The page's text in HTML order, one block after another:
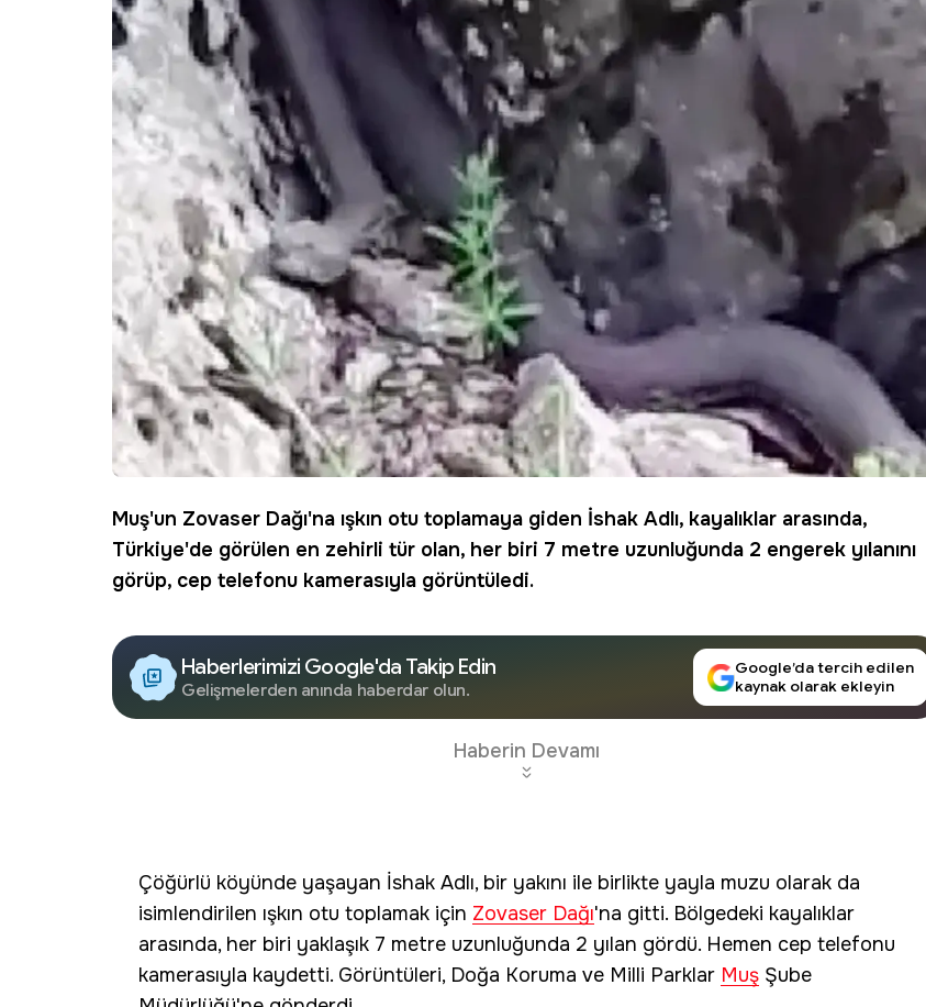
Muş'un Zovaser Dağı'na ışkın otu toplamaya giden İshak Adlı, kayalıklar arasında,
Türkiye'de görülen en zehirli tür olan, her biri 7 metre uzunluğunda 2 engerek yılanını
görüp, cep telefonu kamerasıyla görüntüledi.
Haberlerimizi Google'da Takip Edin
Gelişmelerden anında haberdar olun.
Google’da tercih edilen
kaynak olarak ekleyin
Haberin Devamı
Çöğürlü köyünde yaşayan İshak Adlı, bir yakını ile birlikte yayla muzu olarak da
isimlendirilen ışkın otu toplamak için Zovaser Dağı'na gitti. Bölgedeki kayalıklar
arasında, her biri yaklaşık 7 metre uzunluğunda 2 yılan gördü. Hemen cep telefonu
kamerasıyla kaydetti. Görüntüleri, Doğa Koruma ve Milli Parklar Muş Şube